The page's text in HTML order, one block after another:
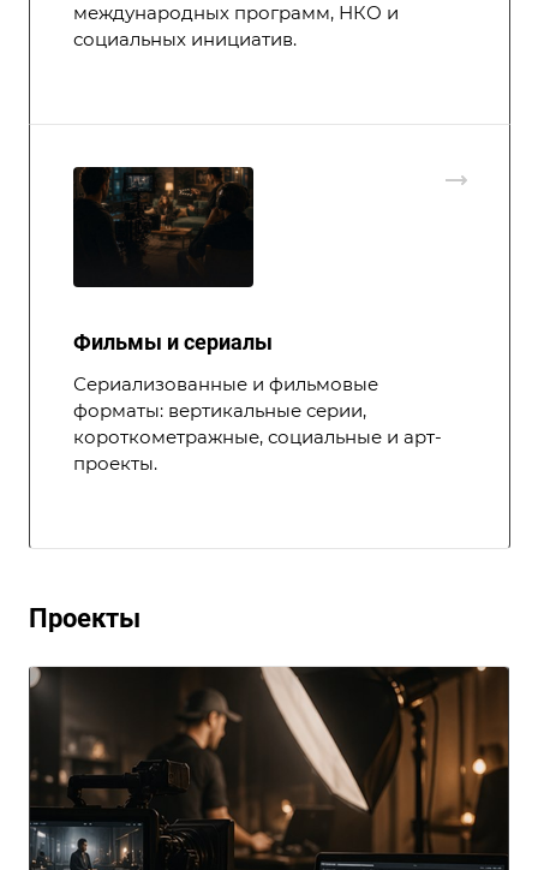
международных программ, НКО и
социальных инициатив.
Фильмы и сериалы
Сериализованные и фильмовые
форматы: вертикальные серии,
короткометражные, социальные и арт-
проекты.
Проекты